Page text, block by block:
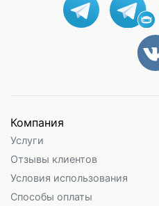
Компания
Услуги
Отзывы клиентов
Условия использования
Способы оплаты